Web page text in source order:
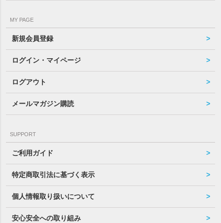
MY PAGE
新規会員登録
ログイン・マイページ
ログアウト
メールマガジン購読
SUPPORT
ご利用ガイド
特定商取引法に基づく表示
個人情報取り扱いについて
安心安全への取り組み